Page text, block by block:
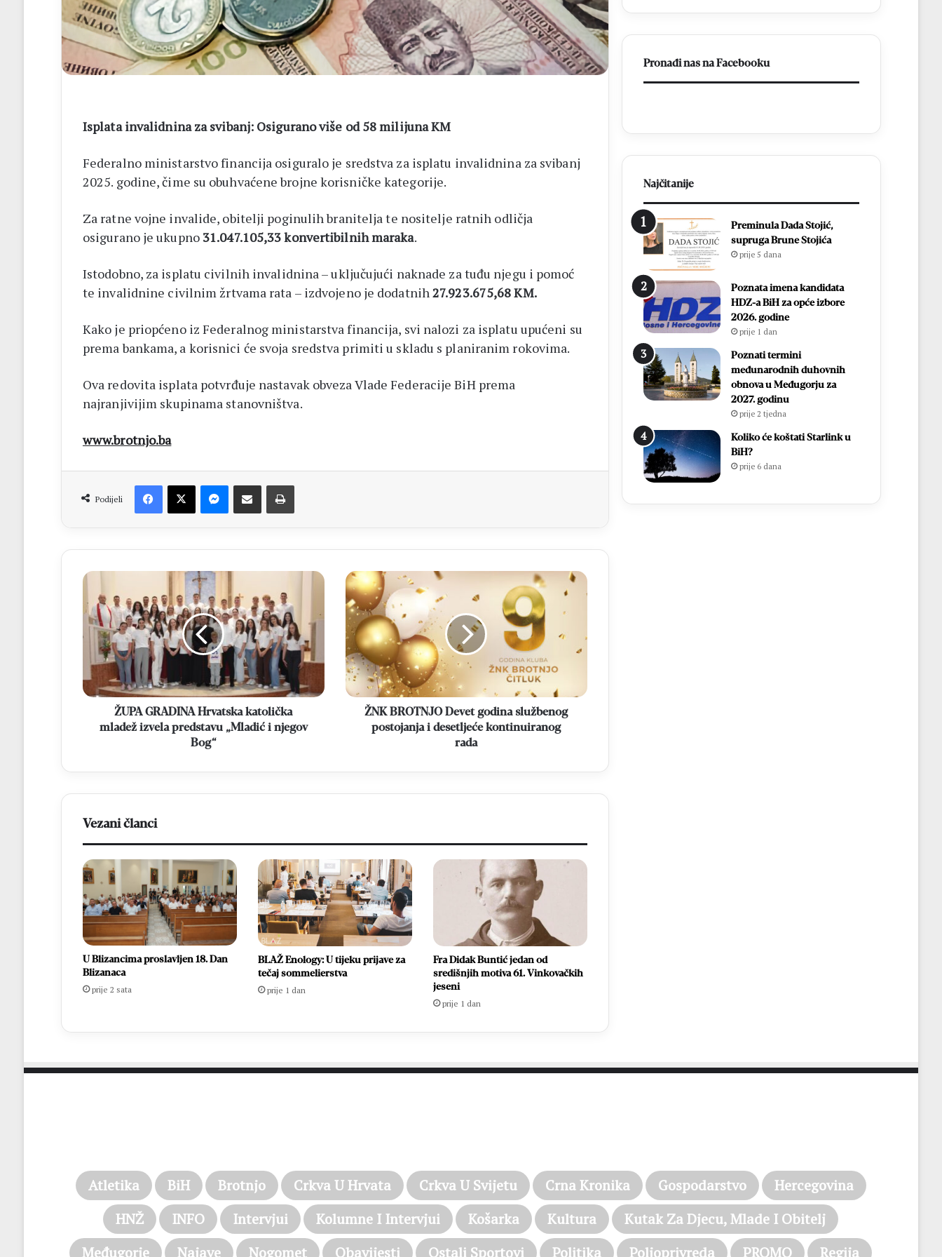
Isplata invalidnina za svibanj: Osigurano više od 58 milijuna KM
Federalno ministarstvo financija osiguralo je sredstva za isplatu invalidnina za svibanj
2025. godine, čime su obuhvaćene brojne korisničke kategorije.
Za ratne vojne invalide, obitelji poginulih branitelja te nositelje ratnih odličja
osigurano je ukupno 31.047.105,33konvertibilnih maraka.
Istodobno, za isplatu civilnih invalidnina – uključujući naknade za tuđu njegu i pomoć
te invalidnine civilnim žrtvama rata – izdvojeno je dodatnih27.923.675,68 KM.
Kako je priopćeno iz Federalnog ministarstva financija, svi nalozi za isplatu upućeni su
prema bankama, a korisnici će svoja sredstva primiti u skladu s planiranim rokovima.
Ova redovita isplata potvrđuje nastavak obveza Vlade Federacije BiH prema
najranjivijim skupinama stanovništva.
www.brotnjo.ba
Podijeli
Facebook
X MessengerDijeli putem Emaila Printaj
ŽUPA
GRADINA
Hrvatska
katolička
mladež
izvela
predstavu
„Mladić
i
Bog“
ŽUPA GRADINA Hrvatska katolička
mladež izvela predstavu „Mladić i njegov
Bog“
ŽNK
BROTNJO
Devet
godina
službenog
postojanja
i
desetljeće
kontinuiranog
ŽNK BROTNJO Devet godina službenog
postojanja i desetljeće kontinuiranog
rada
Vezani članci
U Blizancima proslavljen 18. Dan
Blizanaca
prije 2 sata
BLAŽ Enology: U tijeku prijave za
tečaj sommelierstva
prije 1 dan
Fra Didak Buntić jedan od
središnjih motiva 61. Vinkovačkih
jeseni
prije 1 dan
–
Brotnjo
2026.
Pronađi nas na Facebooku
Najčitanije
Preminula Dada Stojić,
supruga Brune Stojića
prije 5 dana
Poznata imena kandidata
HDZ-a BiH za opće izbore
2026. godine
prije 1 dan
Poznati termini
međunarodnih duhovnih
obnova u Međugorju za
2027. godinu
prije 2 tjedna
Koliko će koštati Starlink u
BiH?
prije 6 dana
Atletika BiH Brotnjo Crkva U Hrvata Crkva U Svijetu Crna Kronika Gospodarstvo
Hercegovina
HNŽ
INFO Intervjui Kolumne I Intervjui Košarka Kultura
Kutak Za Djecu, Mlade I Obitelj
Međugorje
Najave Nogomet Obavijesti Ostali Sportovi Politika Poljoprivreda PROMO Regija